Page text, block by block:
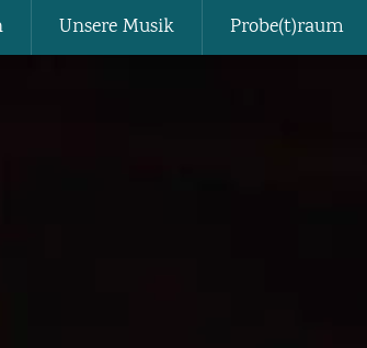
Unsere Musik Probe(t)raum